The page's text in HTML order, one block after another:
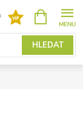
HLEDAT
NÁKUPNÍ
KOŠÍK